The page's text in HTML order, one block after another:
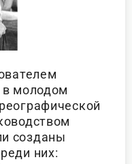
в молодом
созданы
них: